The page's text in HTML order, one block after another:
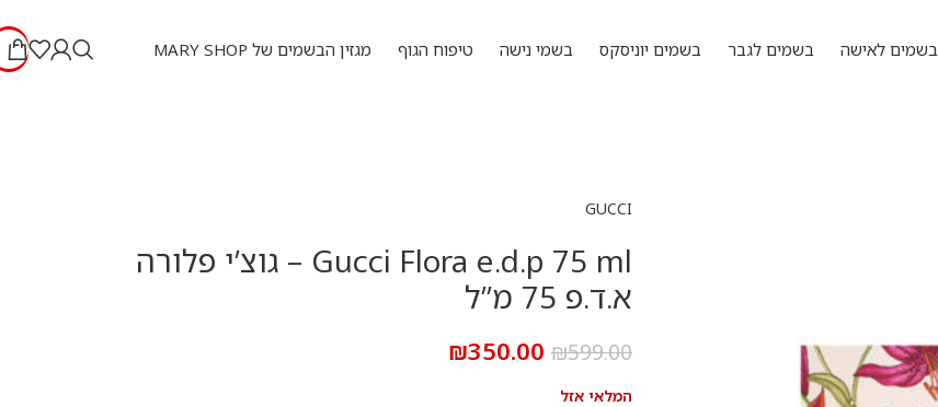
בשמים לאישה בשמים לגבר בשמים יוניסקס בשמי נישה טיפוח הגוף מגזין הבשמים של MARY SHOP
GUCCI
Gucci Flora e.d.p 75 ml – גוצ’י פלורה
א.ד.פ 75 מ”ל
₪599.00
₪350.00
המלאי אזל